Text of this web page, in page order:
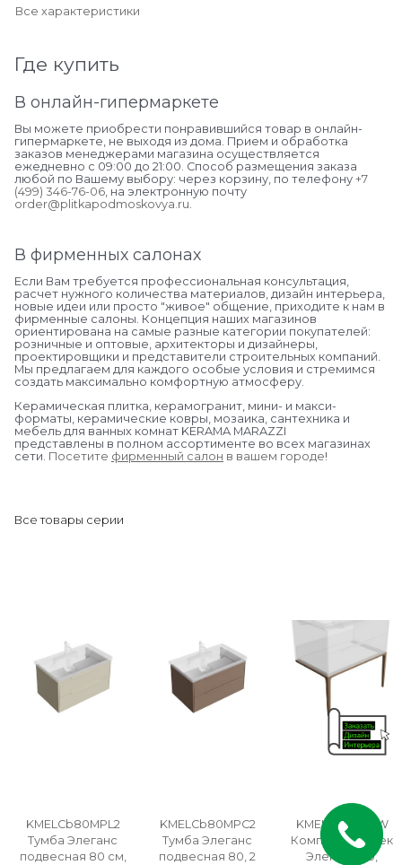
Все характеристики
Где купить
В онлайн-гипермаркете
Вы можете приобрести понравившийся товар в онлайн-
гипермаркете, не выходя из дома. Прием и обработка
заказов менеджерами магазина осуществляется
ежедневно с 09:00 до 21:00. Способ размещения заказа
любой по Вашему выбору: через корзину, по телефону +7
(499) 346-76-06 , на электронную почту
order@plitkapodmoskovya.ru
В фирменных салонах
Если Вам требуется профессиональная консультация,
расчет нужного количества материалов, дизайн интерьера,
новые идеи или просто "живое" общение, приходите к нам в
фирменные салоны. Концепция наших магазинов
ориентирована на самые разные категории покупателей:
розничные и оптовые, архитекторы и дизайнеры,
проектировщики и представители строительных компаний.
Мы предлагаем для каждого особые условия и стремимся
создать максимально комфортную атмосферу.
Керамическая плитка, керамогранит, мини- и макси-
форматы, керамические ковры, мозаика, сантехника и
мебель для ванных комнат KERAMA MARAZZI
представлены в полном ассортименте во всех магазинах
сети. Посетите фирменный салон в вашем городе!
Все товары серии
KMELCb80MPL2
Тумба Элеганс
подвесная 80 см,
KMELCb80MPC2
Тумба Элеганс
подвесная 80, 2
KMELLg80MSW
Комплект ножек
Элеганс 80,